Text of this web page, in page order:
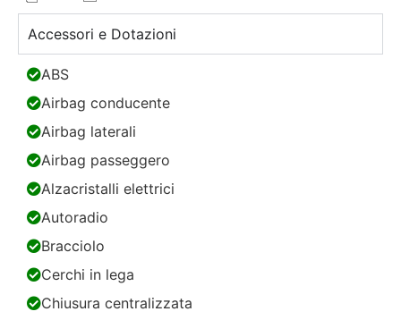
Accessori e Dotazioni
ABS
Airbag conducente
Airbag laterali
Airbag passeggero
Alzacristalli elettrici
Autoradio
Bracciolo
Cerchi in lega
Chiusura centralizzata